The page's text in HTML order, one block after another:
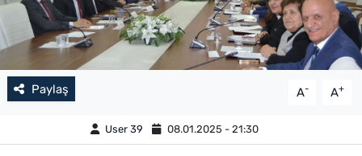
Paylaş A- A+
User 39 08.01.2025 - 21:30